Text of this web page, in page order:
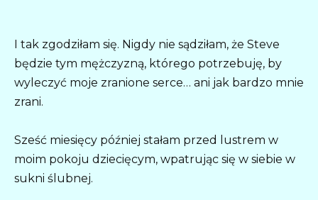
I tak zgodziłam się. Nigdy nie sądziłam, że Steve
będzie tym mężczyzną, którego potrzebuję, by
wyleczyć moje zranione serce… ani jak bardzo mnie
zrani.
Sześć miesięcy później stałam przed lustrem w
moim pokoju dziecięcym, wpatrując się w siebie w
sukni ślubnej.